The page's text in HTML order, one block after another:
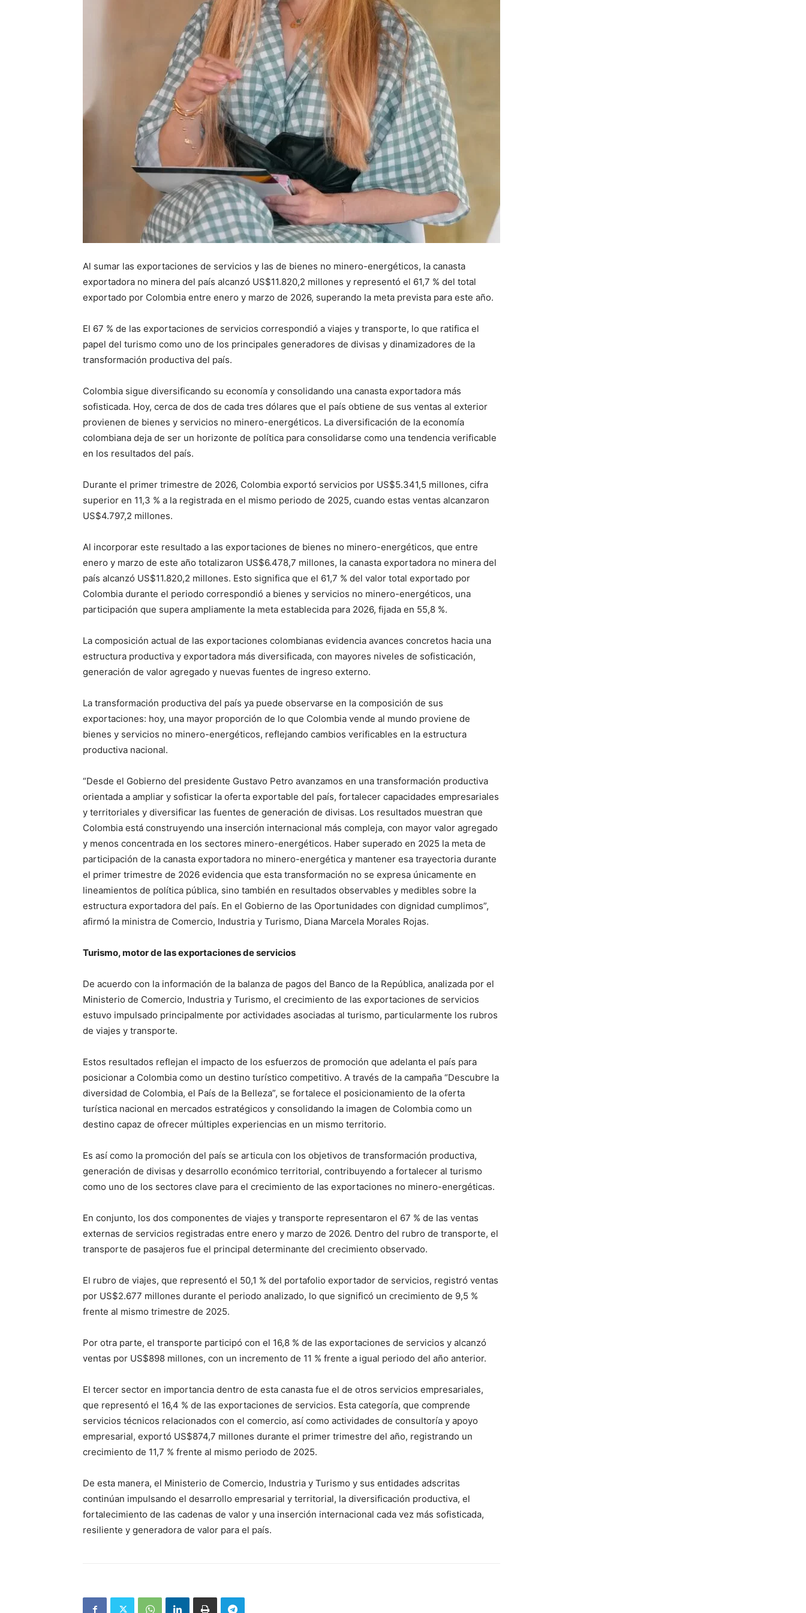
Al sumar las exportaciones de servicios y las de bienes no minero-energéticos, la canasta
exportadora no minera del país alcanzó US$11.820,2 millones y representó el 61,7 % del total
exportado por Colombia entre enero y marzo de 2026, superando la meta prevista para este año.
El 67 % de las exportaciones de servicios correspondió a viajes y transporte, lo que ratifica el
papel del turismo como uno de los principales generadores de divisas y dinamizadores de la
transformación productiva del país.
Colombia sigue diversificando su economía y consolidando una canasta exportadora más
sofisticada. Hoy, cerca de dos de cada tres dólares que el país obtiene de sus ventas al exterior
provienen de bienes y servicios no minero-energéticos. La diversificación de la economía
colombiana deja de ser un horizonte de política para consolidarse como una tendencia verificable
en los resultados del país.
Durante el primer trimestre de 2026, Colombia exportó servicios por US$5.341,5 millones, cifra
superior en 11,3 % a la registrada en el mismo periodo de 2025, cuando estas ventas alcanzaron
US$4.797,2 millones.
Al incorporar este resultado a las exportaciones de bienes no minero-energéticos, que entre
enero y marzo de este año totalizaron US$6.478,7 millones, la canasta exportadora no minera del
país alcanzó US$11.820,2 millones. Esto significa que el 61,7 % del valor total exportado por
Colombia durante el periodo correspondió a bienes y servicios no minero-energéticos, una
participación que supera ampliamente la meta establecida para 2026, fijada en 55,8 %.
La composición actual de las exportaciones colombianas evidencia avances concretos hacia una
estructura productiva y exportadora más diversificada, con mayores niveles de sofisticación,
generación de valor agregado y nuevas fuentes de ingreso externo.
La transformación productiva del país ya puede observarse en la composición de sus
exportaciones: hoy, una mayor proporción de lo que Colombia vende al mundo proviene de
bienes y servicios no minero-energéticos, reflejando cambios verificables en la estructura
productiva nacional.
“Desde el Gobierno del presidente Gustavo Petro avanzamos en una transformación productiva
orientada a ampliar y sofisticar la oferta exportable del país, fortalecer capacidades empresariales
y territoriales y diversificar las fuentes de generación de divisas. Los resultados muestran que
Colombia está construyendo una inserción internacional más compleja, con mayor valor agregado
y menos concentrada en los sectores minero-energéticos. Haber superado en 2025 la meta de
participación de la canasta exportadora no minero-energética y mantener esa trayectoria durante
el primer trimestre de 2026 evidencia que esta transformación no se expresa únicamente en
lineamientos de política pública, sino también en resultados observables y medibles sobre la
estructura exportadora del país. En el Gobierno de las Oportunidades con dignidad cumplimos”,
afirmó la ministra de Comercio, Industria y Turismo, Diana Marcela Morales Rojas.
Turismo, motor de las exportaciones de servicios
De acuerdo con la información de la balanza de pagos del Banco de la República, analizada por el
Ministerio de Comercio, Industria y Turismo, el crecimiento de las exportaciones de servicios
estuvo impulsado principalmente por actividades asociadas al turismo, particularmente los rubros
de viajes y transporte.
Estos resultados reflejan el impacto de los esfuerzos de promoción que adelanta el país para
posicionar a Colombia como un destino turístico competitivo. A través de la campaña “Descubre la
diversidad de Colombia, el País de la Belleza”, se fortalece el posicionamiento de la oferta
turística nacional en mercados estratégicos y consolidando la imagen de Colombia como un
destino capaz de ofrecer múltiples experiencias en un mismo territorio.
Es así como la promoción del país se articula con los objetivos de transformación productiva,
generación de divisas y desarrollo económico territorial, contribuyendo a fortalecer al turismo
como uno de los sectores clave para el crecimiento de las exportaciones no minero-energéticas.
En conjunto, los dos componentes de viajes y transporte representaron el 67 % de las ventas
externas de servicios registradas entre enero y marzo de 2026. Dentro del rubro de transporte, el
transporte de pasajeros fue el principal determinante del crecimiento observado.
El rubro de viajes, que representó el 50,1 % del portafolio exportador de servicios, registró ventas
por US$2.677 millones durante el periodo analizado, lo que significó un crecimiento de 9,5 %
frente al mismo trimestre de 2025.
Por otra parte, el transporte participó con el 16,8 % de las exportaciones de servicios y alcanzó
ventas por US$898 millones, con un incremento de 11 % frente a igual periodo del año anterior.
El tercer sector en importancia dentro de esta canasta fue el de otros servicios empresariales,
que representó el 16,4 % de las exportaciones de servicios. Esta categoría, que comprende
servicios técnicos relacionados con el comercio, así como actividades de consultoría y apoyo
empresarial, exportó US$874,7 millones durante el primer trimestre del año, registrando un
crecimiento de 11,7 % frente al mismo periodo de 2025.
De esta manera, el Ministerio de Comercio, Industria y Turismo y sus entidades adscritas
continúan impulsando el desarrollo empresarial y territorial, la diversificación productiva, el
fortalecimiento de las cadenas de valor y una inserción internacional cada vez más sofisticada,
resiliente y generadora de valor para el país.